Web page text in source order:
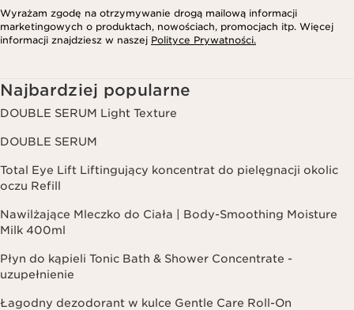
Wyrażam zgodę na otrzymywanie drogą mailową informacji
marketingowych o produktach, nowościach, promocjach itp. Więcej
informacji znajdziesz w naszej Polityce Prywatności.
Najbardziej popularne
DOUBLE SERUM Light Texture
DOUBLE SERUM
Total Eye Lift Liftingujący koncentrat do pielęgnacji okolic
oczu Refill
Nawilżające Mleczko do Ciała | Body-Smoothing Moisture
Milk 400ml
Płyn do kąpieli Tonic Bath & Shower Concentrate -
uzupełnienie
Łagodny dezodorant w kulce Gentle Care Roll-On